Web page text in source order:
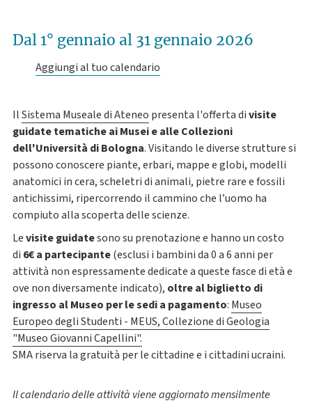
Dal 1° gennaio al 31 gennaio 2026
Aggiungi al tuo calendario
IlSistema Museale di Ateneo presenta l'offerta divisite
guidate tematiche ai Musei e alle Collezioni
dell'Università di Bologna. Visitando le diverse strutture si
possono conoscere piante, erbari, mappe e globi, modelli
anatomici in cera, scheletri di animali, pietre rare e fossili
antichissimi, ripercorrendo il cammino che l’uomo ha
compiuto alla scoperta delle scienze.
Levisite guidatesono su prenotazione e hanno un costo
di 6€ a partecipante(esclusi i bambini da 0 a 6 anni per
attività non espressamente dedicate a queste fasce di età e
ove non diversamente indicato), oltre al biglietto di
ingresso al Museo per le sedi a pagamento: Museo
Europeo degli Studenti - MEUS,Collezione di Geologia
"Museo Giovanni Capellini".
SMA riserva la gratuità per le cittadine e i cittadini ucraini.
Il calendario delle attività viene aggiornato mensilmente